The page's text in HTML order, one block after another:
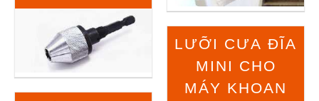
LƯỠI CƯA ĐĨA
MINI CHO
MÁY KHOAN